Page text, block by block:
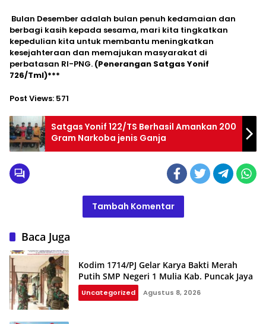
Bulan Desember adalah bulan penuh kedamaian dan
berbagi kasih kepada sesama, mari kita tingkatkan
kepedulian kita untuk membantu meningkatkan
kesejahteraan dan memajukan masyarakat di
perbatasan RI-PNG. (Penerangan Satgas Yonif
726/Tml)***
Post Views: 571
Satgas Yonif 122/TS Berhasil Amankan 200
Gram Narkoba jenis Ganja
Tambah Komentar
Baca Juga
Kodim 1714/PJ Gelar Karya Bakti Merah
Putih SMP Negeri 1 Mulia Kab. Puncak Jaya
Uncategorized Agustus 8, 2026